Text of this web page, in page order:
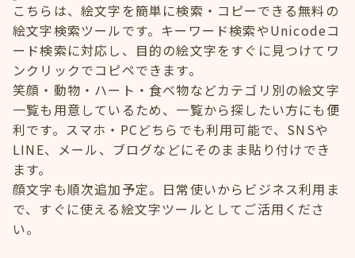
こちらは、絵文字を簡単に検索・コピーできる無料の
絵文字検索ツールです。キーワード検索やUnicodeコ
ード検索に対応し、目的の絵文字をすぐに見つけてワ
ンクリックでコピペできます。
笑顔・動物・ハート・食べ物などカテゴリ別の絵文字
一覧も用意しているため、一覧から探したい方にも便
利です。スマホ・PCどちらでも利用可能で、SNSや
LINE、メール、ブログなどにそのまま貼り付けでき
ます。
顔文字も順次追加予定。日常使いからビジネス利用ま
で、すぐに使える絵文字ツールとしてご活用くださ
い。